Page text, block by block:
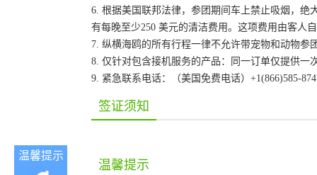
6. 根据美国联邦法律，参团期间车上禁止吸烟，
有每晚至少250 美元的清洁费用。这项费用由客人
7. 纵横海鸥的所有行程一律不允许带宠物和动物参
8. 仅针对包含接机服务的产品：同一订单仅提供
9. 紧急联系电话：（美国免费电话）+1(866)585-
签证须知
温馨提示
温馨提示